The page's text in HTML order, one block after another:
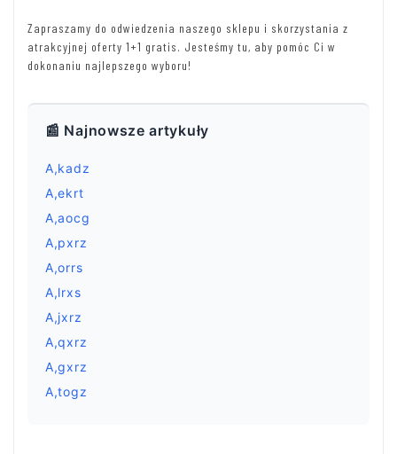
Zapraszamy do odwiedzenia naszego sklepu i skorzystania z
atrakcyjnej oferty 1+1 gratis. Jesteśmy tu, aby pomóc Ci w
dokonaniu najlepszego wyboru!
📰 Najnowsze artykuły
A,kadz
A,ekrt
A,aocg
A,pxrz
A,orrs
A,lrxs
A,jxrz
A,qxrz
A,gxrz
A,togz